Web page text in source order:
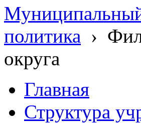
политика ›
округа
Главная
Структура